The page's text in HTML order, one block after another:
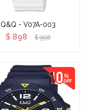
Q&Q - V07A-003
$ 898 $ 998